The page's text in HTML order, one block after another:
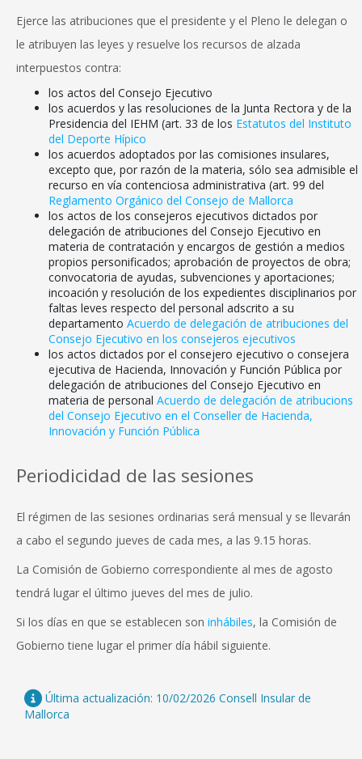
Ejerce las atribuciones que el presidente y el Pleno le delegan o
le atribuyen las leyes y resuelve los recursos de alzada
interpuestos contra:
los actos del Consejo Ejecutivo
los acuerdos y las resoluciones de la Junta Rectora y de la
Presidencia del IEHM (art. 33 de los Estatutos del Instituto
del Deporte Hípico
los acuerdos adoptados por las comisiones insulares,
excepto que, por razón de la materia, sólo sea admisible el
recurso en vía contenciosa administrativa (art. 99 del
Reglamento Orgánico del Consejo de Mallorca
los actos de los consejeros ejecutivos dictados por
delegación de atribuciones del Consejo Ejecutivo en
materia de contratación y encargos de gestión a medios
propios personificados; aprobación de proyectos de obra;
convocatoria de ayudas, subvenciones y aportaciones;
incoación y resolución de los expedientes disciplinarios por
faltas leves respecto del personal adscrito a su
departamento Acuerdo de delegación de atribuciones del
Consejo Ejecutivo en los consejeros ejecutivos
los actos dictados por el consejero ejecutivo o consejera
ejecutiva de Hacienda, Innovación y Función Pública por
delegación de atribuciones del Consejo Ejecutivo en
materia de personal Acuerdo de delegación de atribucions
del Consejo Ejecutivo en el Conseller de Hacienda,
Innovación y Función Pública
Periodicidad de las sesiones
El régimen de las sesiones ordinarias será mensual y se llevarán
a cabo el segundo jueves de cada mes, a las 9.15 horas.
La Comisión de Gobierno correspondiente al mes de agosto
tendrá lugar el último jueves del mes de julio.
Si los días en que se establecen son inhábiles, la Comisión de
Gobierno tiene lugar el primer día hábil siguiente.
Última actualización: 10/02/2026 Consell Insular de
Mallorca